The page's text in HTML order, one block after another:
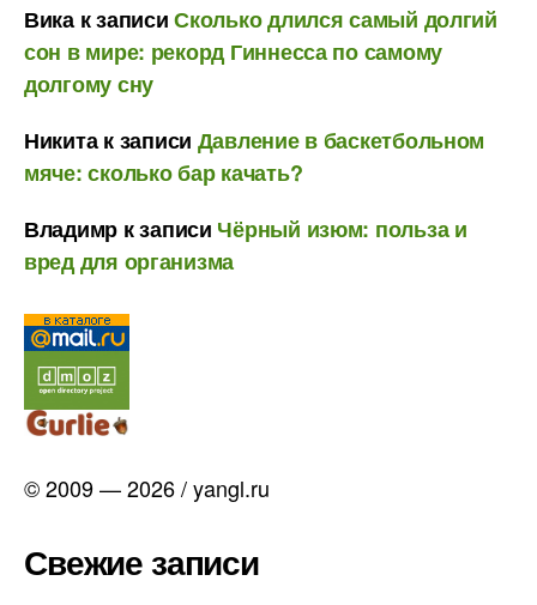
Викак записиСколько длился самый долгий
сон в мире: рекорд Гиннесса по самому
долгому сну
Никитак записи Давление в баскетбольном
мяче: сколько бар качать?
Владимр к записи Чёрный изюм: польза и
вред для организма
© 2009 — 2026 / yangl.ru
Свежие записи